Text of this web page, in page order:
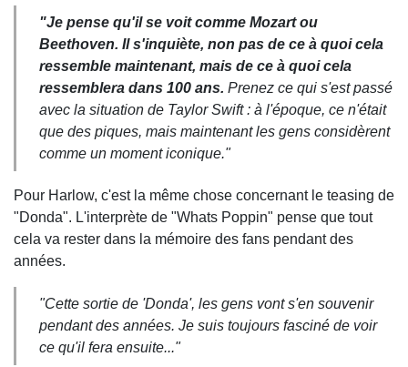
"Je pense qu'il se voit comme Mozart ou
Beethoven. Il s'inquiète, non pas de ce à quoi cela
ressemble maintenant, mais de ce à quoi cela
ressemblera dans 100 ans. Prenez ce qui s'est passé
avec la situation de Taylor Swift : à l'époque, ce n'était
que des piques, mais maintenant les gens considèrent
comme un moment iconique."
Pour Harlow, c'est la même chose concernant le teasing de
"Donda". L'interprète de "Whats Poppin" pense que tout
cela va rester dans la mémoire des fans pendant des
années.
"Cette sortie de 'Donda', les gens vont s'en souvenir
pendant des années. Je suis toujours fasciné de voir
ce qu'il fera ensuite..."